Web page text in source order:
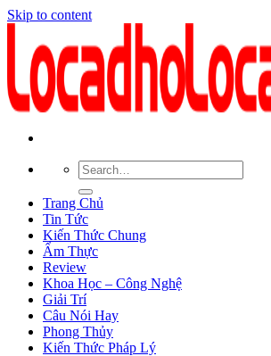
Skip to content
Trang Chủ
Tin Tức
Kiến Thức Chung
Ẩm Thực
Review
Khoa Học – Công Nghệ
Giải Trí
Câu Nói Hay
Phong Thủy
Kiến Thức Pháp Lý